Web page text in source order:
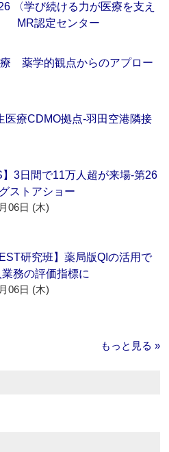
〈学び続ける力が医療を支え
MR認定センター
療 薬学的観点からのアプロー
医療CDMO拠点‐羽田空港隣接
】3日間で11万人超が来場‐第26
ストアショー
06日 (木)
研究班】薬局版QIの活用で
業務の評価指標に
06日 (木)
もっと見る »